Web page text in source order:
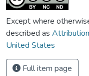
Except where
described as
United States
Full item page